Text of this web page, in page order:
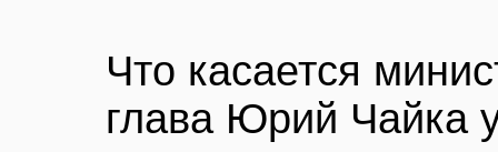
Что касается
глава Юрий Чайка